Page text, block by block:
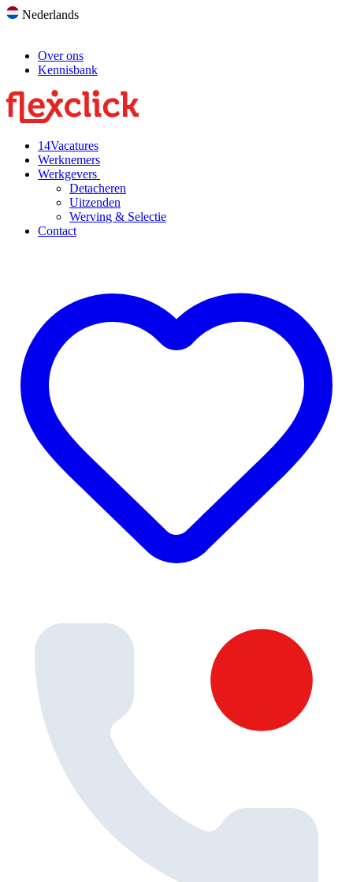
Nederlands
Over ons
Kennisbank
14Vacatures
Werknemers
Werkgevers
Detacheren
Uitzenden
Werving & Selectie
Contact